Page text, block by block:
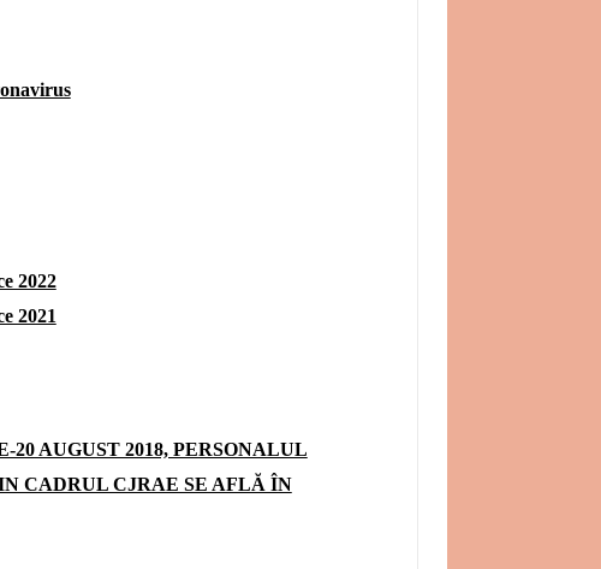
2022
2021
20 AUGUST 2018, PERSONALUL
CADRUL CJRAE SE AFLĂ ÎN